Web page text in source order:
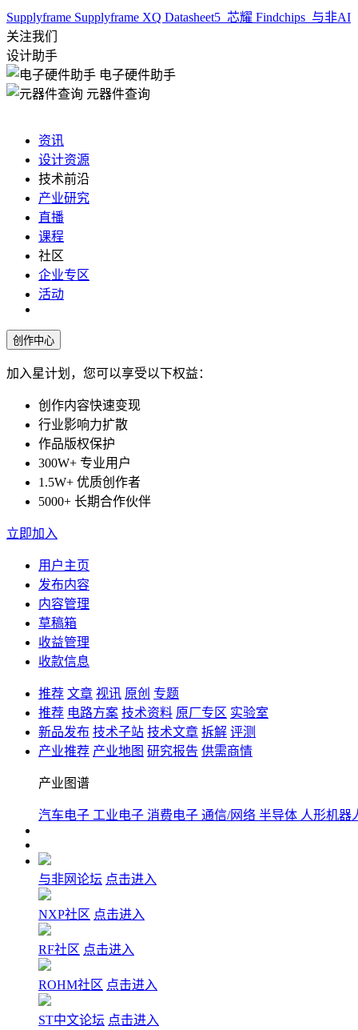
Supplyframe Supplyframe XQ Datasheet5 芯耀 Findchips 与非AI
关注我们
设计助手
电子硬件助手
元器件查询
资讯
设计资源
技术前沿
产业研究
直播
课程
社区
企业专区
活动
创作中心
加入星计划，您可以享受以下权益：
创作内容快速变现
行业影响力扩散
作品版权保护
300W+ 专业用户
1.5W+ 优质创作者
5000+ 长期合作伙伴
立即加入
用户主页
发布内容
内容管理
草稿箱
收益管理
收款信息
推荐 文章 视讯 原创 专题
推荐 电路方案 技术资料 原厂专区 实验室
新品发布 技术子站 技术文章 拆解 评测
产业推荐 产业地图 研究报告 供需商情
产业图谱
汽车电子 工业电子 消费电子 通信/网络 半导体 人形机器
与非网论坛 点击进入
NXP社区 点击进入
RF社区 点击进入
ROHM社区 点击进入
ST中文论坛 点击进入